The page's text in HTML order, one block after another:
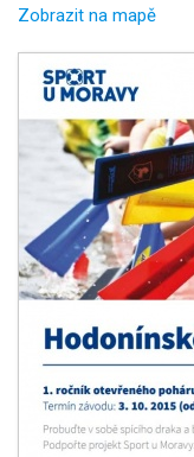
Zobrazit na mapě